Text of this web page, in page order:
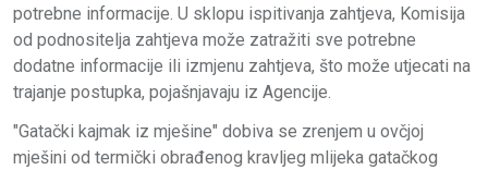
potrebne informacije. U sklopu ispitivanja zahtjeva, Komisija
od podnositelja zahtjeva može zatražiti sve potrebne
dodatne informacije ili izmjenu zahtjeva, što može utjecati na
trajanje postupka, pojašnjavaju iz Agencije.
"Gatački kajmak iz mješine" dobiva se zrenjem u ovčjoj
mješini od termički obrađenog kravljeg mlijeka gatačkog